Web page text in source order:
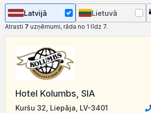
Latvijā Lietuvā
Atrasti 7 uzņēmumi, rāda no 1 līdz 7.
Hotel Kolumbs, SIA
Kuršu 32, Liepāja, LV-3401